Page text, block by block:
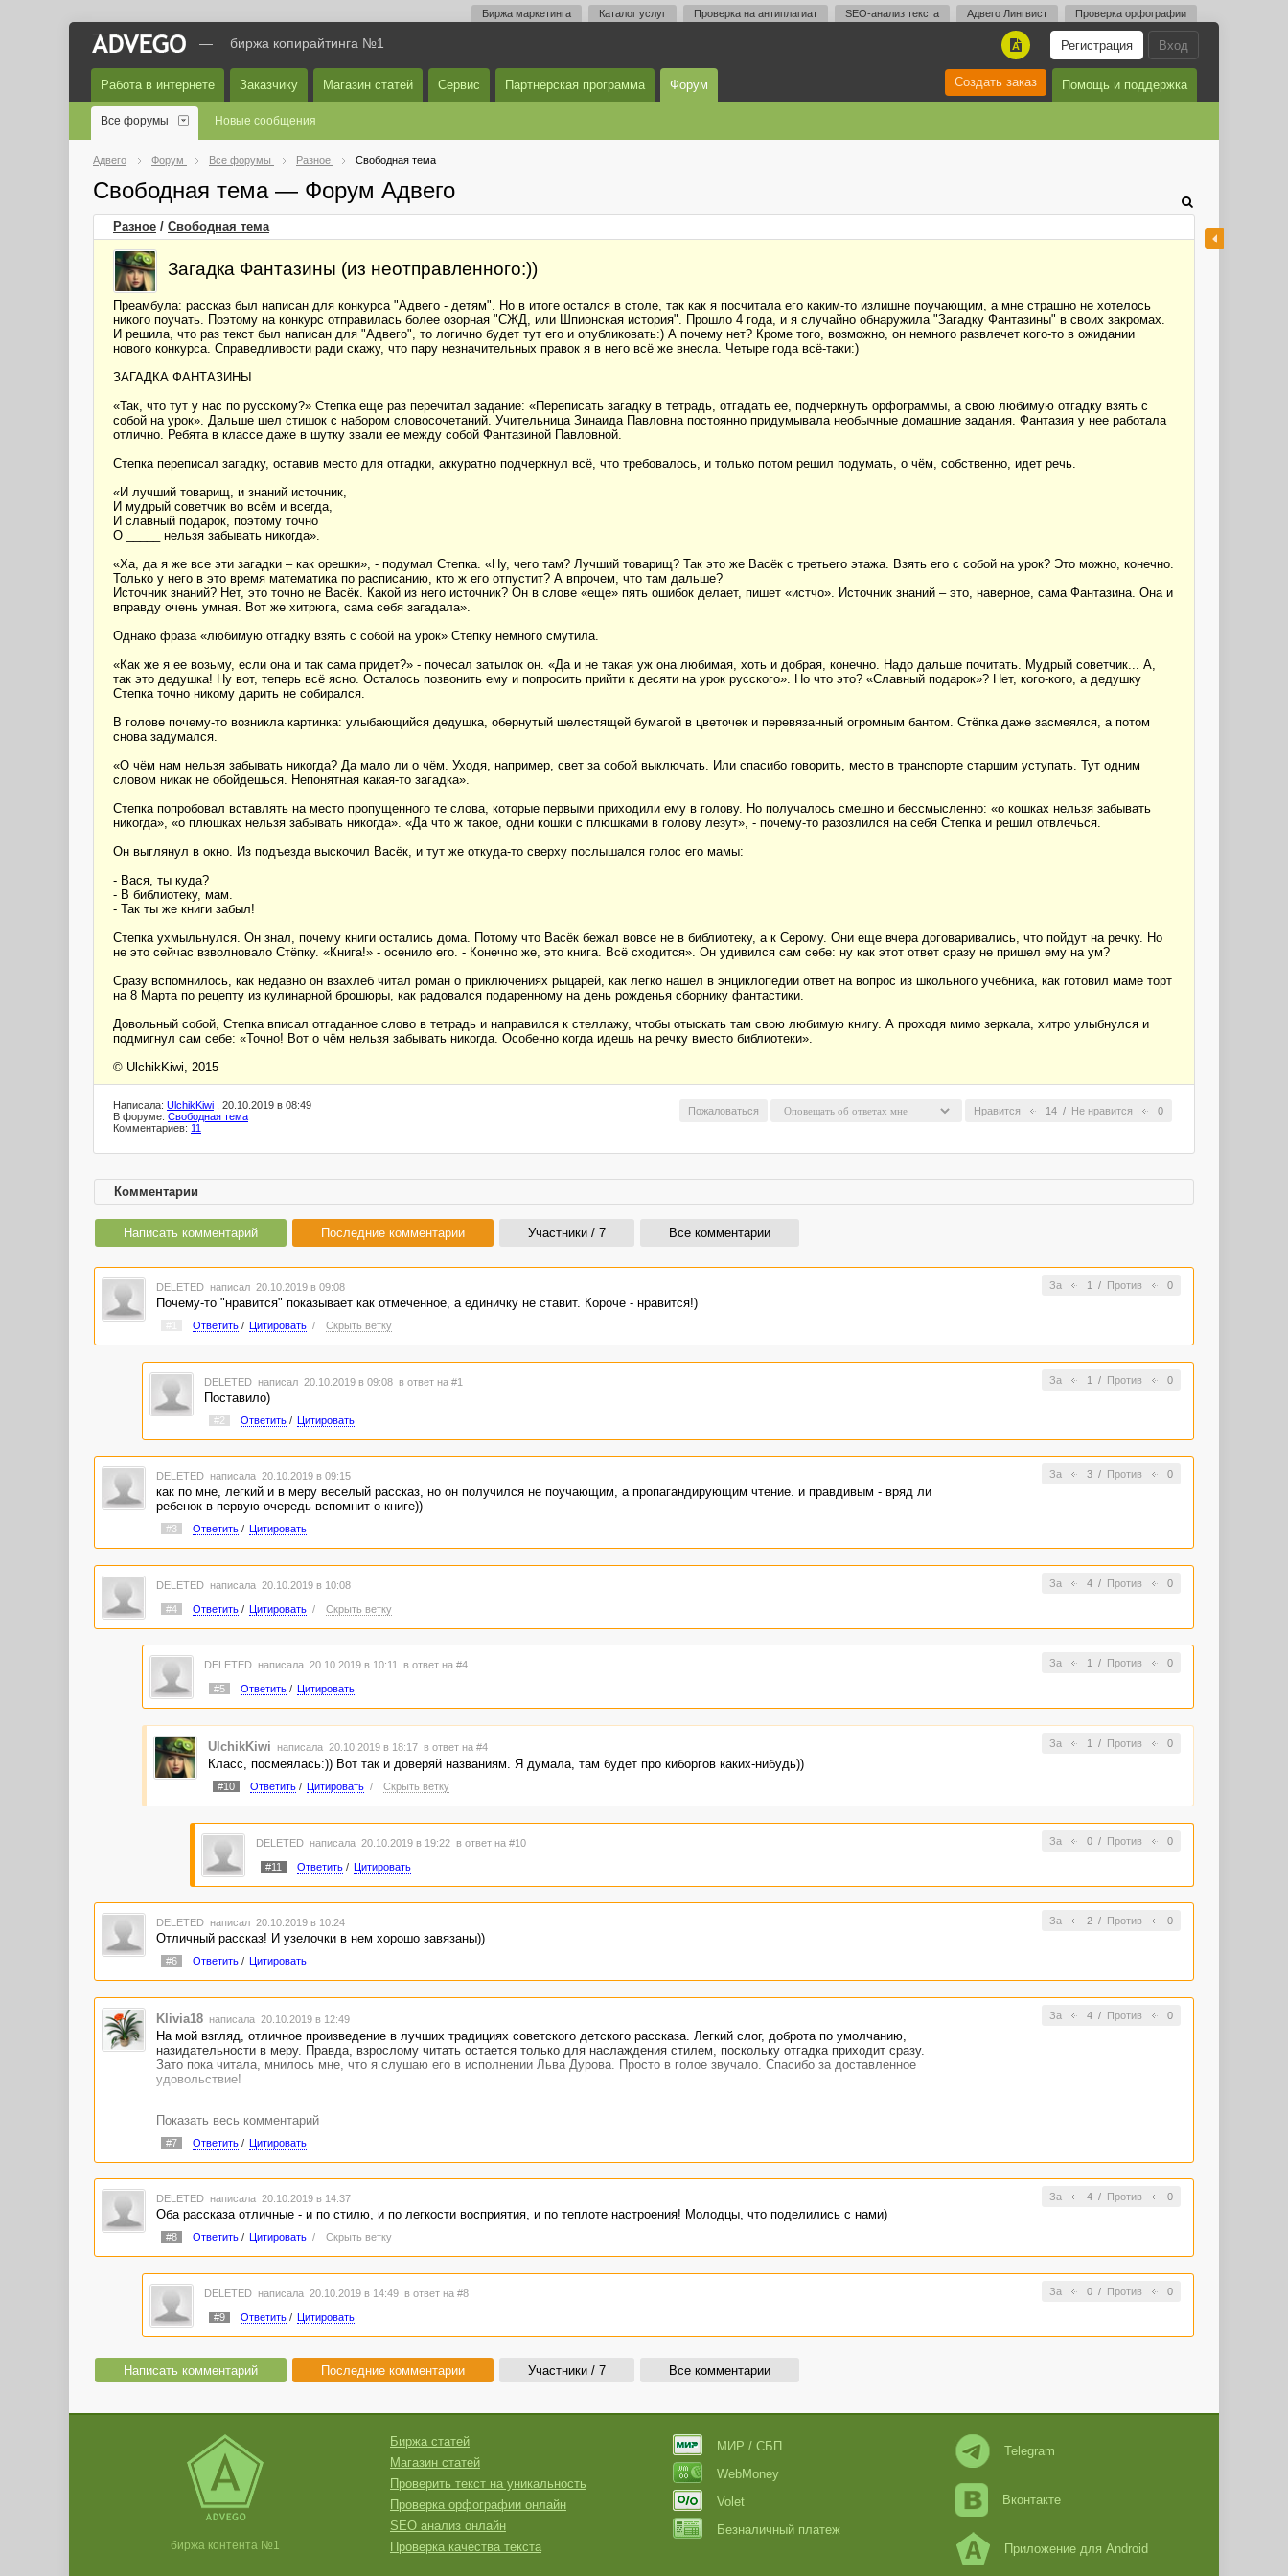
Биржа маркетинга Каталог услуг Проверка на антиплагиат SEO-анализ текста Адвего Лингвист Проверка орфографии
Вход
Регистрация
A
— биржа копирайтинга №1
Работа в интернете Заказчику Магазин статей Сервис Партнёрская программа Форум Помощь и поддержка
Создать заказ
Все форумы Новые сообщения
Адвего Форум Все форумы Разное Свободная тема
Свободная тема — Форум Адвего
Разное / Свободная тема
Загадка Фантазины (из неотправленного:))
Преамбула: рассказ был написан для конкурса "Адвего - детям". Но в итоге остался в столе, так как я посчитала его каким-то излишне поучающим, а мне страшно не хотелось
никого поучать. Поэтому на конкурс отправилась более озорная "СЖД, или Шпионская история". Прошло 4 года, и я случайно обнаружила "Загадку Фантазины" в своих закромах.
И решила, что раз текст был написан для "Адвего", то логично будет тут его и опубликовать:) А почему нет? Кроме того, возможно, он немного развлечет кого-то в ожидании
нового конкурса. Справедливости ради скажу, что пару незначительных правок я в него всё же внесла. Четыре года всё-таки:)
ЗАГАДКА ФАНТАЗИНЫ
«Так, что тут у нас по русскому?» Степка еще раз перечитал задание: «Переписать загадку в тетрадь, отгадать ее, подчеркнуть орфограммы, а свою любимую отгадку взять с
собой на урок». Дальше шел стишок с набором словосочетаний. Учительница Зинаида Павловна постоянно придумывала необычные домашние задания. Фантазия у нее работала
отлично. Ребята в классе даже в шутку звали ее между собой Фантазиной Павловной.
Степка переписал загадку, оставив место для отгадки, аккуратно подчеркнул всё, что требовалось, и только потом решил подумать, о чём, собственно, идет речь.
«И лучший товарищ, и знаний источник,
И мудрый советчик во всём и всегда,
И славный подарок, поэтому точно
О _____ нельзя забывать никогда».
«Ха, да я же все эти загадки – как орешки», - подумал Степка. «Ну, чего там? Лучший товарищ? Так это же Васёк с третьего этажа. Взять его с собой на урок? Это можно, конечно.
Только у него в это время математика по расписанию, кто ж его отпустит? А впрочем, что там дальше?
Источник знаний? Нет, это точно не Васёк. Какой из него источник? Он в слове «еще» пять ошибок делает, пишет «истчо». Источник знаний – это, наверное, сама Фантазина. Она и
вправду очень умная. Вот же хитрюга, сама себя загадала».
Однако фраза «любимую отгадку взять с собой на урок» Степку немного смутила.
«Как же я ее возьму, если она и так сама придет?» - почесал затылок он. «Да и не такая уж она любимая, хоть и добрая, конечно. Надо дальше почитать. Мудрый советчик... А,
так это дедушка! Ну вот, теперь всё ясно. Осталось позвонить ему и попросить прийти к десяти на урок русского». Но что это? «Славный подарок»? Нет, кого-кого, а дедушку
Степка точно никому дарить не собирался.
В голове почему-то возникла картинка: улыбающийся дедушка, обернутый шелестящей бумагой в цветочек и перевязанный огромным бантом. Стёпка даже засмеялся, а потом
снова задумался.
«О чём нам нельзя забывать никогда? Да мало ли о чём. Уходя, например, свет за собой выключать. Или спасибо говорить, место в транспорте старшим уступать. Тут одним
словом никак не обойдешься. Непонятная какая-то загадка».
Степка попробовал вставлять на место пропущенного те слова, которые первыми приходили ему в голову. Но получалось смешно и бессмысленно: «о кошках нельзя забывать
никогда», «о плюшках нельзя забывать никогда». «Да что ж такое, одни кошки с плюшками в голову лезут», - почему-то разозлился на себя Степка и решил отвлечься.
Он выглянул в окно. Из подъезда выскочил Васёк, и тут же откуда-то сверху послышался голос его мамы:
- Вася, ты куда?
- В библиотеку, мам.
- Так ты же книги забыл!
Степка ухмыльнулся. Он знал, почему книги остались дома. Потому что Васёк бежал вовсе не в библиотеку, а к Серому. Они еще вчера договаривались, что пойдут на речку. Но
не это сейчас взволновало Стёпку. «Книга!» - осенило его. - Конечно же, это книга. Всё сходится». Он удивился сам себе: ну как этот ответ сразу не пришел ему на ум?
Сразу вспомнилось, как недавно он взахлеб читал роман о приключениях рыцарей, как легко нашел в энциклопедии ответ на вопрос из школьного учебника, как готовил маме торт
на 8 Марта по рецепту из кулинарной брошюры, как радовался подаренному на день рожденья сборнику фантастики.
Довольный собой, Степка вписал отгаданное слово в тетрадь и направился к стеллажу, чтобы отыскать там свою любимую книгу. А проходя мимо зеркала, хитро улыбнулся и
подмигнул сам себе: «Точно! Вот о чём нельзя забывать никогда. Особенно когда идешь на речку вместо библиотеки».
© UlchikKiwi, 2015
Нравится 14 / Не нравится 0
Пожаловаться
Написала: UlchikKiwi , 20.10.2019 в 08:49
В форуме: Свободная тема
Комментариев: 11
Комментарии
Написать комментарий Последние комментарии Участники / 7 Все комментарии
За 1 / Против 0
DELETED написал 20.10.2019 в 09:08
Почему-то "нравится" показывает как отмеченное, а единичку не ставит. Короче - нравится!)
Ответить/ Цитировать / Скрыть ветку
За 1 / Против 0
DELETED написал 20.10.2019 в 09:08 в ответ на #1
Поставило)
#2 Ответить/ Цитировать
За 3/ Против 0
DELETED написала 20.10.2019 в 09:15
как по мне, легкий и в меру веселый рассказ, но он получился не поучающим, а пропагандирующим чтение. и правдивым - вряд ли
ребенок в первую очередь вспомнит о книге))
#3 Ответить/ Цитировать
За 4/ Против 0
DELETED написала 20.10.2019 в 10:08
#4 Ответить/ Цитировать / Скрыть ветку
За 1 / Против 0
DELETED написала 20.10.2019 в 10:11 в ответ на #4
#5 Ответить/ Цитировать
За 1 / Против 0
UlchikKiwi написала 20.10.2019 в 18:17 в ответ на #4
Класс, посмеялась:)) Вот так и доверяй названиям. Я думала, там будет про киборгов каких-нибудь))
#10 Ответить/ Цитировать / Скрыть ветку
За 0/ Против 0
DELETED написала 20.10.2019 в 19:22 в ответ на #10
#11 Ответить/ Цитировать
За 2/ Против 0
DELETED написал 20.10.2019 в 10:24
Отличный рассказ! И узелочки в нем хорошо завязаны))
#6 Ответить/ Цитировать
За 4/ Против 0
Klivia18 написала 20.10.2019 в 12:49
На мой взгляд, отличное произведение в лучших традициях советского детского рассказа. Легкий слог, доброта по умолчанию,
назидательности в меру. Правда, взрослому читать остается только для наслаждения стилем, поскольку отгадка приходит сразу.
Зато пока читала, мнилось мне, что я слушаю его в исполнении Льва Дурова. Просто в голое звучало. Спасибо за доставленное
удовольствие!
Показать весь комментарий
#7 Ответить/ Цитировать
За 4/ Против 0
DELETED написала 20.10.2019 в 14:37
Оба рассказа отличные - и по стилю, и по легкости восприятия, и по теплоте настроения! Молодцы, что поделились с нами)
#8 Ответить/ Цитировать / Скрыть ветку
За 0/ Против 0
DELETED написала 20.10.2019 в 14:49 в ответ на #8
#9 Ответить/ Цитировать
Написать комментарий Последние комментарии Участники / 7 Все комментарии
биржа контента №1
Биржа статей
Магазин статей
Проверить текст на уникальность
Проверка орфографии онлайн
SEO анализ онлайн
Проверка качества текста
МИР / СБП
WebMoney
Volet
Безналичный платеж
Telegram
Вконтакте
Приложение для Android